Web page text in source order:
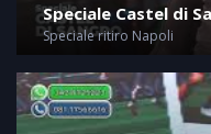
Speciale Castel di
2026
Speciale ritiro Napoli